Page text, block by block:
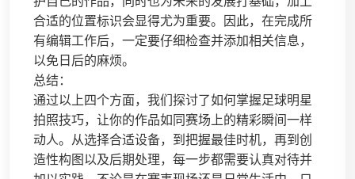
合适的位置标识会显得尤为重要。因此，在完成所
有编辑工作后，一定要仔细检查并添加相关信息，
以免日后的麻烦。
总结：
通过以上四个方面，我们探讨了如何掌握足球明星
拍照技巧，让你的作品如同赛场上的精彩瞬间一样
动人。从选择合适设备，到把握最佳时机，再到创
造性构图以及后期处理，每一步都需要认真对待并